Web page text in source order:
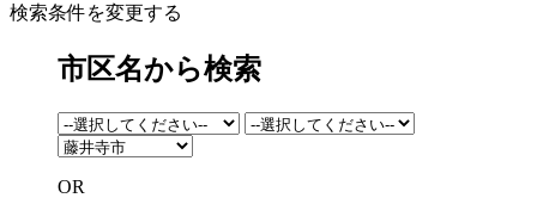
検索条件を変更する
市区名から検索
OR